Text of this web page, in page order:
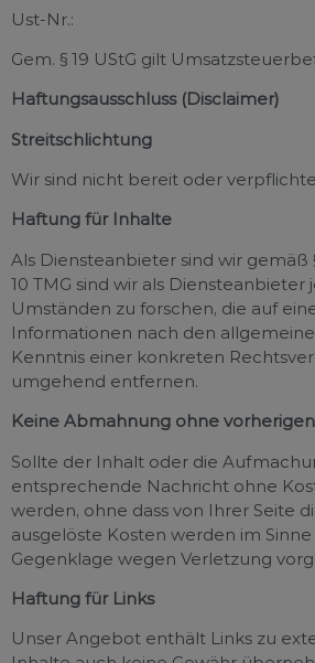
Ust-Nr.:
Gem. § 19 UStG gilt
Haftungsausschluss (Disclaimer)
Streitschlichtung
Wir sind nicht bereit oder
Haftung für Inhalte
Als Diensteanbieter sind wir gemäß
10 TMG sind wir als
Umständen zu forschen, die auf
Informationen nach den
Kenntnis einer konkreten
umgehend entfernen.
Keine Abmahnung ohne
Sollte der Inhalt oder die
entsprechende Nachricht ohne
werden, ohne dass von Ihrer Seite
ausgelöste Kosten werden im
Gegenklage wegen Verletzung
Haftung für Links
Unser Angebot enthält Links zu